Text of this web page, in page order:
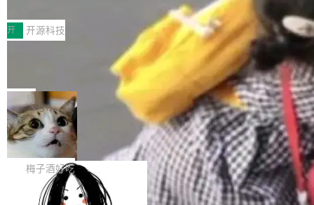
于自研UCL-Engine通信引擎，后续腾讯网平将
持续开源更多基于UCL-Engine的高性能通信组
件。 腾讯网平团队在UCL-MPComm中实现了一
个独立于业务线程的全局通信引擎（Engine），
助力企业AI研发安全落地 当前，越来越多企业已
经开始引入 AI Coding 工具，通过调用公有云模
型或企业内部部署模型提升研发效率。但随着 AI
Coding 从个人辅助工具逐步走向团队级、组织
级应用，企业在规模化落地过程中，对安全性、
可控性和代码质量提出了更高要求。 首先是数据
安全与合规要求。对于大多数普通研发场景，公
有云模型能够满足快速试用和效率提升的需求。
但对于金融、能源、医疗等对数据安全要求较...
前不久，工业和信息化部正式发布《2025年人工
智能应用典型案例名单》，集中展示人工智能在
各领域的应用成果，覆盖技术底座、行业赋能、
产品应用、支撑保障、专题等五大方向。深信服
AI算力网关（AI创新平台）成功入选！ 随着各行
各业的Agent走向规模化建设，算力构成形态逐
渐丰富，用户关注的重点也在发生变化：不只是
让AI用起来，还要进一步看清混合算力时代下，
Token花在哪里、算力是否被充分利用，以及持
续增长的AI成本该如何优化。 深信服AI算力网关
正是围绕这些实际问题，从Token治理和成本治
理两个方面，让用户的每一份算力都看得清、管
开 开源科技
Jeff Dean 离开 Google：一个时代的结
束，一个实验室的开始
Google 员工编号 20。MapReduce 作者之一。
Bigtable 作者之一。TensorFlow 的作者之一。
Gemini 的架构师。Google 首席科学家。 Jeff D
ean 在 Google 工作了 27 年后，宣布离职。 他
不是一个人走。一同离开的还有 Sanjay Ghema
wat（Google 员工编号 23，Jeff Dean 二十多
年的编程搭档，MapReduce 和 Bigtable 的共同
作者）、Quoc Le（Google 大脑核心成员，Se
局
🔥 SolonCode v2026.8.4 发布：界面
字体可调、22 种语言、记忆搜索增强
打开终端就能上岗的全中文编码智能体，这一轮
把「看得清、用母语、记得住」三件事一次补
齐。 SolonCode 是什么 SolonCode 是杭州无
耳科技研发的企业级终端编码智能体——一位全
梅子酒好吃
让“代码语义理解”深度释放AI Coding